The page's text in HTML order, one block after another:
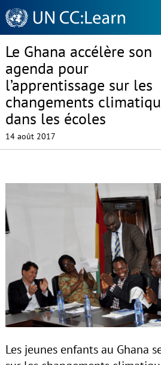
Knowledge
Sharing
Platform
Le Ghana accélère son
agenda pour
l’apprentissage sur les
changements
dans les écoles
14 août 2017
Les jeunes enfants au Ghana